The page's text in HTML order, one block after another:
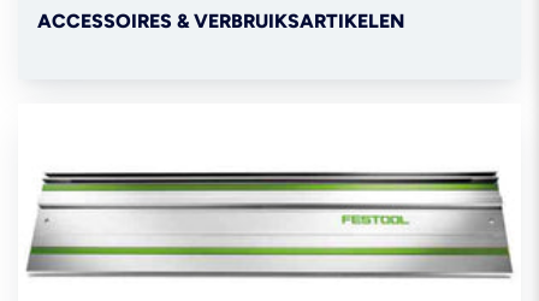
ACCESSOIRES & VERBRUIKSARTIKELEN